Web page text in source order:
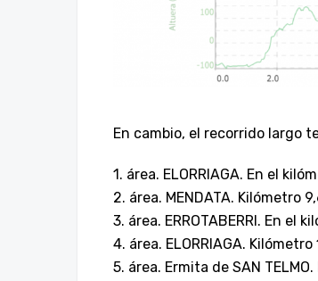
En cambio, el recorrido largo
1. área. ELORRIAGA. En el
2. área. MENDATA. Kilómetro
3. área. ERROTABERRI. En el
4. área. ELORRIAGA.
5. área. Ermita de SAN